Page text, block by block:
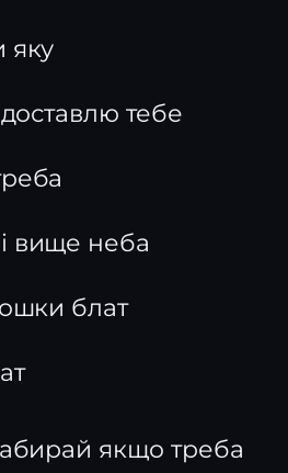
яку
тебе
вище неба
блат
якщо треба